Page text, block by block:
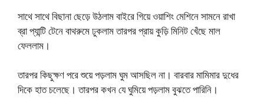
সাথে সাথে বিছানা ছেড়ে উঠলাম বাইরে গিয়ে ওয়াশিং মেশিনে সামনে রাখা
ব্রা প্যান্টি টেনে বাথরুমে ঢুকলাম তারপর প্রায় কুড়ি মিনিট খেঁছে মাল
ফেললাম।
তারপর কিছুক্ষণ পরে শুয়ে পড়লাম ঘুম আসছিল না। বারবার মামিমার দুধের
দিকে হাত চলেছে। তারপর কখন যে ঘুমিয়ে পড়লাম বুঝতে পারিনি।